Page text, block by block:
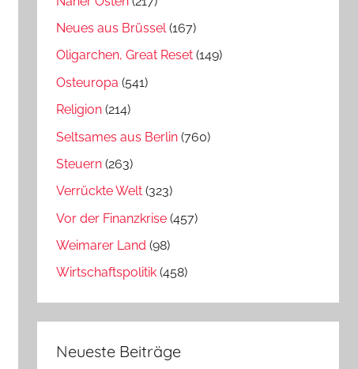
Neues aus Brüssel(167)
Oligarchen, Great Reset (149)
Osteuropa (541)
Religion (214)
Seltsames aus Berlin (760)
Steuern (263)
Verrückte Welt (323)
Vor der Finanzkrise (457)
Weimarer Land (98)
Wirtschaftspolitik (458)
Neueste Beiträge